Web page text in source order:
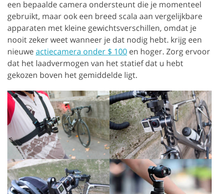
een bepaalde camera ondersteunt die je momenteel
gebruikt, maar ook een breed scala aan vergelijkbare
apparaten met kleine gewichtsverschillen, omdat je
nooit zeker weet wanneer je dat nodig hebt. krijg een
nieuweactiecamera onder $ 100 en hoger. Zorg ervoor
dat het laadvermogen van het statief dat u hebt
gekozen boven het gemiddelde ligt.